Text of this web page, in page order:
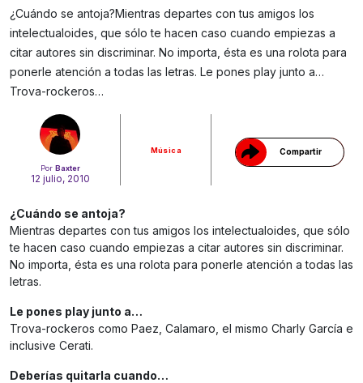
Por Baxter
12 julio, 2010
Música Compartir
Gracias!
¿Cuándo se antoja?Mientras departes con tus amigos los
intelectualoides, que sólo te hacen caso cuando empiezas a
citar autores sin discriminar. No importa, ésta es una rolota para
ponerle atención a todas las letras. Le pones play junto a…
Trova-rockeros…
¿Cuándo se antoja?
Mientras departes con tus amigos los intelectualoides, que sólo
te hacen caso cuando empiezas a citar autores sin discriminar.
No importa, ésta es una rolota para ponerle atención a todas las
letras.
Le pones play junto a…
Trova-rockeros como Paez, Calamaro, el mismo Charly García e
inclusive Cerati.
Deberías quitarla cuando…